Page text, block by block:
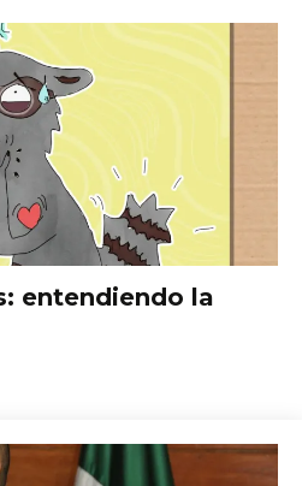
entendiendo la